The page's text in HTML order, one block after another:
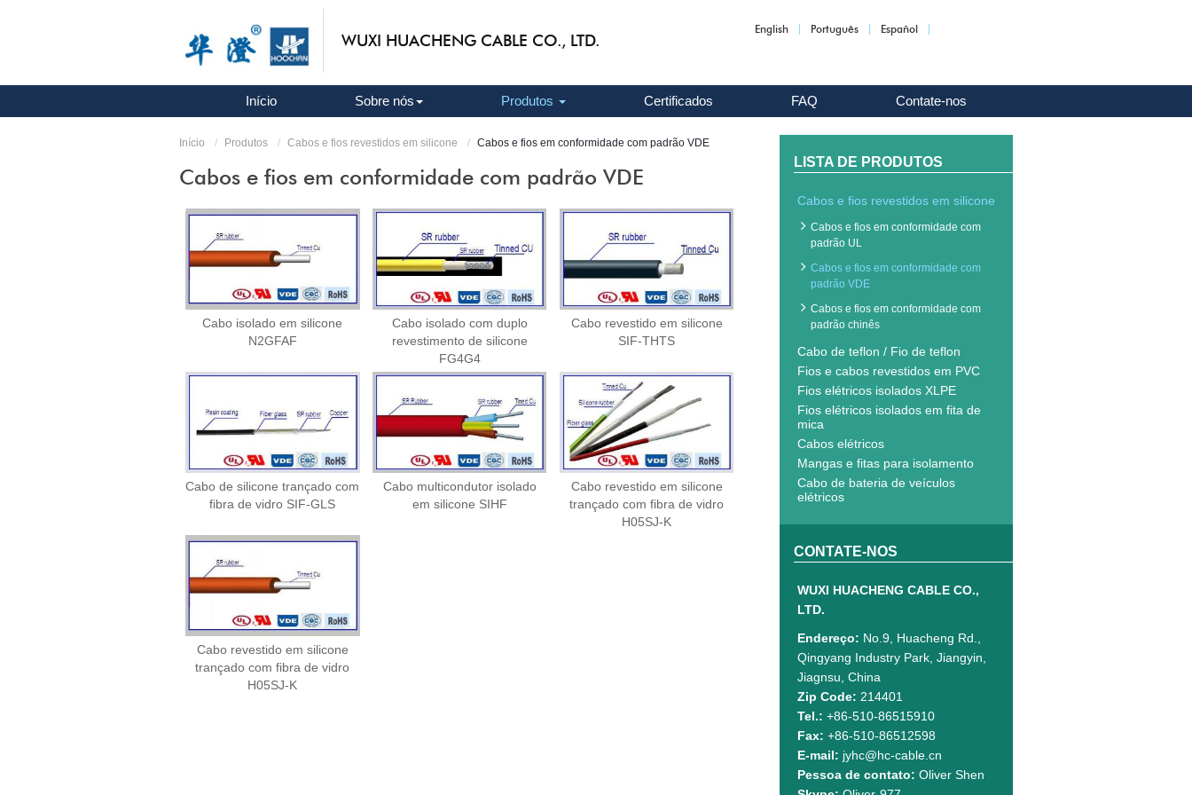
WUXI HUACHENG CABLE CO., LTD.
English Português Español
Início Sobre nós Produtos Certificados FAQ Contate-nos
Início Produtos Cabos e fios revestidos em silicone Cabos e fios em conformidade com padrão VDE
Cabos e fios em conformidade com padrão VDE
Cabo isolado em silicone
N2GFAF
Cabo isolado com duplo
revestimento de silicone
FG4G4
Cabo revestido em silicone
SIF-THTS
Cabo de silicone trançado com
fibra de vidro SIF-GLS
Cabo multicondutor isolado
em silicone SIHF
Cabo revestido em silicone
trançado com fibra de vidro
H05SJ-K
Cabo revestido em silicone
trançado com fibra de vidro
H05SJ-K
LISTA DE PRODUTOS
Cabos e fios revestidos em silicone
Cabos e fios em conformidade com
padrão UL
Cabos e fios em conformidade com
padrão VDE
Cabos e fios em conformidade com
padrão chinês
Cabo de teflon / Fio de teflon
Fios e cabos revestidos em PVC
Fios elétricos isolados XLPE
Fios elétricos isolados em fita de
mica
Cabos elétricos
Mangas e fitas para isolamento
Cabo de bateria de veículos
elétricos
CONTATE-NOS
WUXI HUACHENG CABLE CO.,
LTD.
Endereço: No.9, Huacheng Rd.,
Qingyang Industry Park, Jiangyin,
Jiagnsu, China
Zip Code: 214401
Tel.: +86-510-86515910
Fax: +86-510-86512598
E-mail: jyhc@hc-cable.cn
Pessoa de contato: Oliver Shen